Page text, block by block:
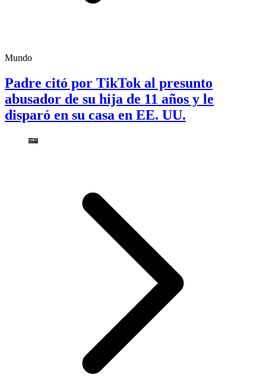
Mundo
Padre citó por TikTok al presunto
abusador de su hija de 11 años y le
disparó en su casa en EE. UU.